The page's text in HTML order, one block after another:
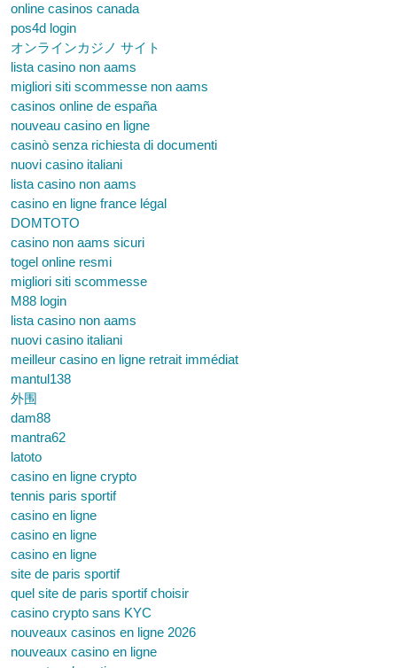
online casinos canada
pos4d login
オンラインカジノ サイト
lista casino non aams
migliori siti scommesse non aams
casinos online de españa
nouveau casino en ligne
casinò senza richiesta di documenti
nuovi casino italiani
lista casino non aams
casino en ligne france légal
DOMTOTO
casino non aams sicuri
togel online resmi
migliori siti scommesse
M88 login
lista casino non aams
nuovi casino italiani
meilleur casino en ligne retrait immédiat
mantul138
外围
dam88
mantra62
latoto
casino en ligne crypto
tennis paris sportif
casino en ligne
casino en ligne
casino en ligne
site de paris sportif
quel site de paris sportif choisir
casino crypto sans KYC
nouveaux casinos en ligne 2026
nouveaux casino en ligne